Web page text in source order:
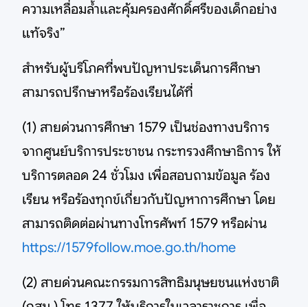
ความเหลื่อมล้ำและคุ้มครองศักดิ์ศรีของเด็กอย่าง
แท้จริง”
สำหรับผู้บริโภคที่พบปัญหาประเด็นการศึกษา
สามารถปรึกษาหรือร้องเรียนได้ที่
(1) สายด่วนการศึกษา 1579 เป็นช่องทางบริการ
จากศูนย์บริการประชาชน กระทรวงศึกษาธิการ ให้
บริการตลอด 24 ชั่วโมง เพื่อสอบถามข้อมูล ร้อง
เรียน หรือร้องทุกข์เกี่ยวกับปัญหาการศึกษา โดย
สามารถติดต่อผ่านทางโทรศัพท์ 1579 หรือผ่าน
https://1579follow.moe.go.th/home
(2) สายด่วนคณะกรรมการสิทธิมนุษยชนแห่งชาติ